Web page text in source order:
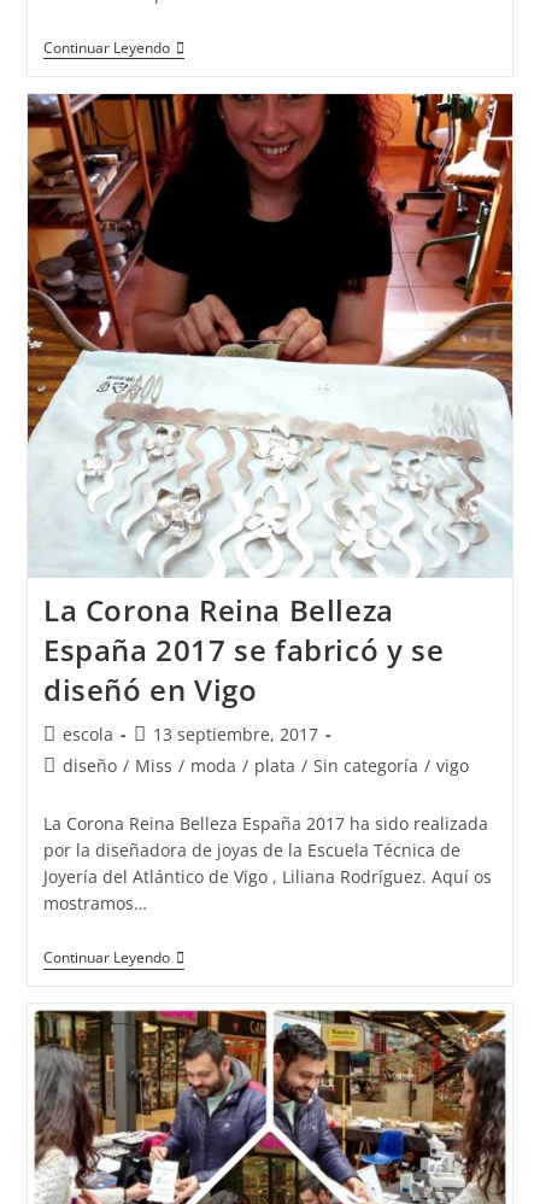
Continuar Leyendo15
Promociones
Gemólogos
/as
En
Vigo
La Corona Reina Belleza
España 2017 se fabricó y se
diseñó en Vigo
Autor
de
escola
Publicación
de
13 septiembre, 2017
Categoría
la
entrada:
diseño / Miss / moda / plata / Sin categoría / vigo
La Corona Reina Belleza España 2017 ha sido realizada
por la diseñadora de joyas de la Escuela Técnica de
Joyería del Atlántico de Vigo , Liliana Rodríguez. Aquí os
mostramos…
Continuar LeyendoLa
Corona
Belleza
España
2017
Se
Fabricó
Y
Se
Diseñó
En
Vigo